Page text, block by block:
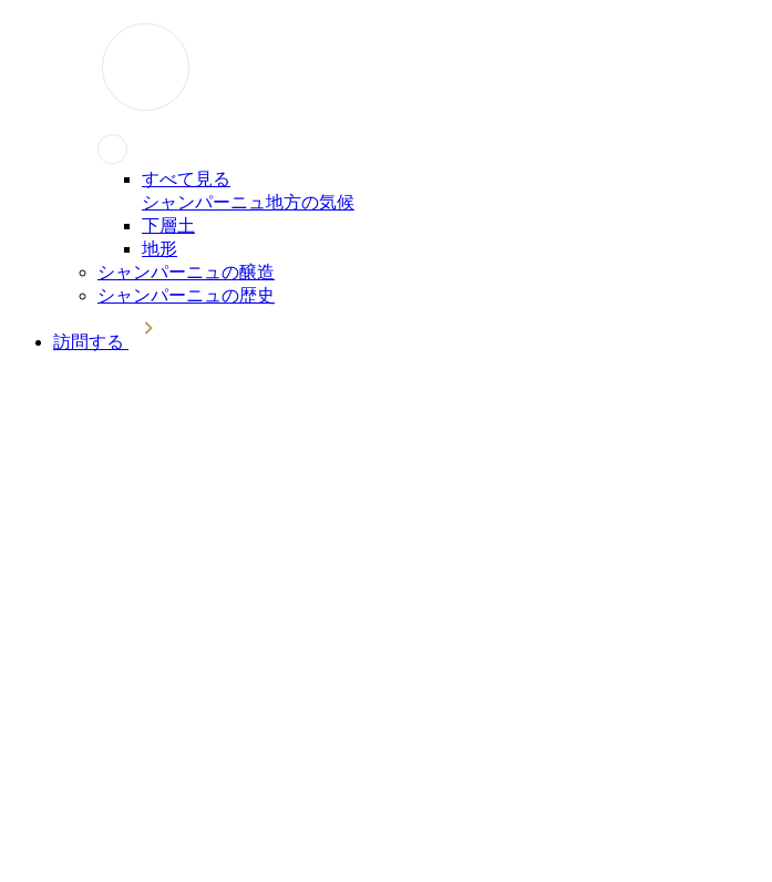
すべて見る
シャンパーニュ地方の気候
下層土
地形
シャンパーニュの醸造
シャンパーニュの歴史
訪問する